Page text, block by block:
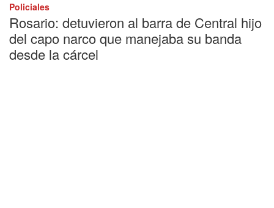
Policiales
Rosario: detuvieron al barra de Central hijo
del capo narco que manejaba su banda
desde la cárcel